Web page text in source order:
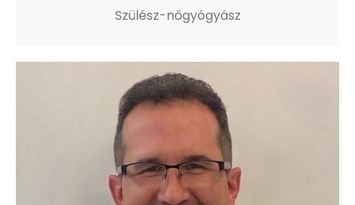
Szülész-nőgyógyász